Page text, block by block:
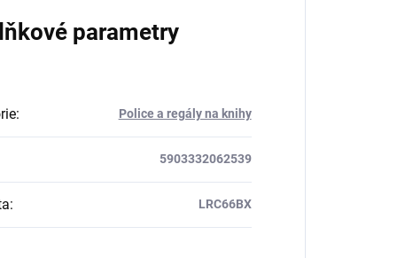
parametry
: Police a regály na knihy
5903332062539
: LRC66BX